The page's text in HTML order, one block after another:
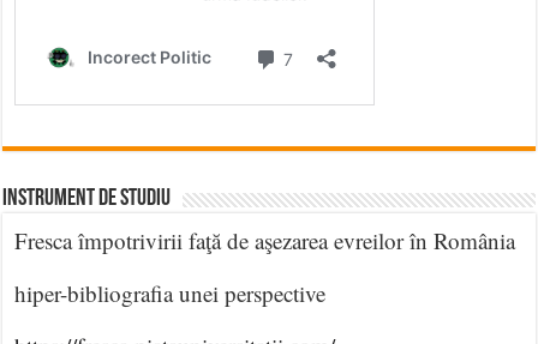
INSTRUMENT DE STUDIU
Fresca împotrivirii faţă de aşezarea evreilor în România
hiper-bibliografia unei perspective